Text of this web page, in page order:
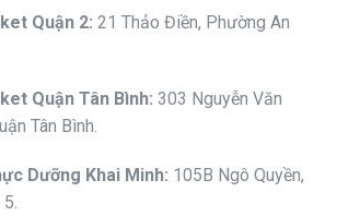
Quận 2: 21 Thảo Điền, Phường An
Quận Tân Bình: 303 Nguyễn Văn
Tân Bình.
Dưỡng Khai Minh: 105B Ngô Quyền,